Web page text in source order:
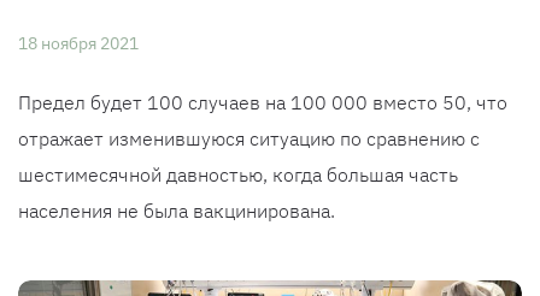
18 ноября 2021
Предел будет 100 случаев на 100 000 вместо 50, что
отражает изменившуюся ситуацию по сравнению с
шестимесячной давностью, когда большая часть
населения не была вакцинирована.